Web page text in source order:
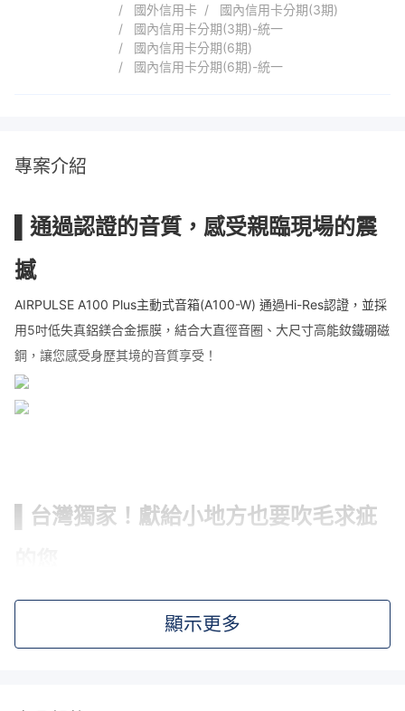
國外信用卡
國內信用卡分期(3期)
國內信用卡分期(3期)-統一
國內信用卡分期(6期)
國內信用卡分期(6期)-統一
專案介紹
▌通過認證的音質，感受親臨現場的震
撼
AIRPULSE A100 Plus主動式音箱(A100-W) 通過Hi-Res認證，並採
用5吋低失真鋁鎂合金振膜，結合大直徑音圈、大尺寸高能釹鐵硼磁
鋼，讓您感受身歷其境的音質享受！
▌台灣獨家！獻給小地方也要吹毛求疵
TRANSPARENT發燒線材、高純度鍍銀無氧銅發燒訊號線以及
MONSTER鍍金接頭，確保音質傳輸不受干擾。
顯示更多